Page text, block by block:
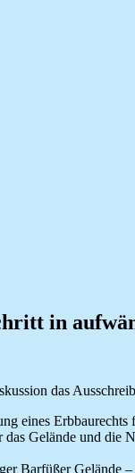
in
das
eines
Gelände und die
Barfüßer Gelände